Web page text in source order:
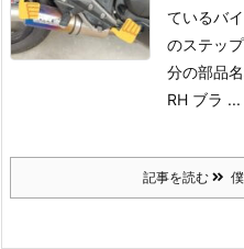
ているバ
のステッ
分の部品
RH ブラ ...
記事を読む